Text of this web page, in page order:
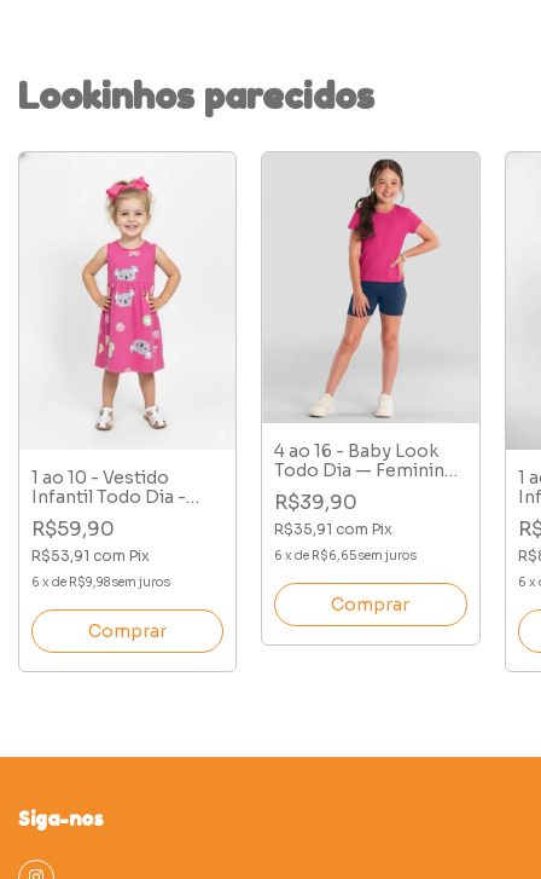
Lookinhos parecidos
1 ao 10 - Vestido
Infantil Todo Dia -
Panda
R$59,90
R$53,91 com Pix
6 x de R$9,98sem juros
Comprar
4 ao 16 - Baby Look
Todo Dia — Feminina
Cotton
R$39,90
R$35,91 com Pix
6 xde R$6,65sem juros
Comprar
1
6 x
Siga-nos